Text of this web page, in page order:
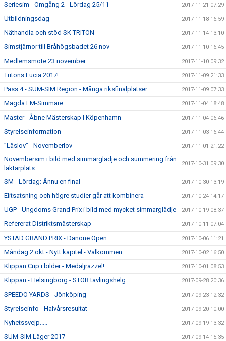
Seriesim - Omgång 2 - Lördag 25/11 2017-11-21 07:29
Utbildningsdag 2017-11-18 16:59
Näthandla och stöd SK TRITON 2017-11-14 13:10
Simstjärnor till Bråhögsbadet 26 nov 2017-11-10 16:45
Medlemsmöte 23 november 2017-11-10 09:32
Tritons Lucia 2017! 2017-11-09 21:33
Pass 4 - SUM-SIM Region - Många riksfinalplatser 2017-11-09 07:33
Magda EM-Simmare 2017-11-04 18:48
Master - Åbne Mästerskap I Köpenhamn 2017-11-04 06:46
Styrelseinformation 2017-11-03 16:44
”Läslov” - Novemberlov 2017-11-01 21:22
Novembersim i bild med simmarglädje och summering från
läktarplats
2017-10-31 09:30
SM - Lördag: Ännu en final 2017-10-30 13:19
Elitsatsning och högre studier går att kombinera 2017-10-24 14:17
UGP - Ungdoms Grand Prix i bild med mycket simmarglädje 2017-10-19 08:37
Refererat Distriktsmästerskap 2017-10-11 07:04
YSTAD GRAND PRIX - Danone Open 2017-10-06 11:21
Måndag 2 okt - Nytt kapitel - Välkommen 2017-10-02 16:50
Klippan Cup i bilder - Medaljrazzel! 2017-10-01 08:53
Klippan - Helsingborg - STOR tävlingshelg 2017-09-28 20:36
SPEEDO YARDS - Jönköping 2017-09-23 12:32
Styrelseinfo - Halvårsresultat 2017-09-20 10:00
Nyhetssvejp..... 2017-09-19 13:32
SUM-SIM Läger 2017 2017-09-14 15:35